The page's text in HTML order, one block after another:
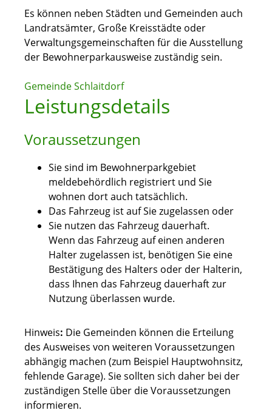
Es können neben Städten und Gemeinden auch
Landratsämter, Große Kreisstädte oder
Verwaltungsgemeinschaften für die Ausstellung
der Bewohnerparkausweise zuständig sein.
Gemeinde Schlaitdorf
Leistungsdetails
Voraussetzungen
Sie sind im Bewohnerparkgebiet
meldebehördlich registriert und Sie
wohnen dort auch tatsächlich.
Das Fahrzeug ist auf Sie zugelassen oder
Sie nutzen das Fahrzeug dauerhaft.
Wenn das Fahrzeug auf einen anderen
Halter zugelassen ist, benötigen Sie eine
Bestätigung des Halters oder der Halterin,
dass Ihnen das Fahrzeug dauerhaft zur
Nutzung überlassen wurde.
Hinweis: Die Gemeinden können die Erteilung
des Ausweises von weiteren Voraussetzungen
abhängig machen (zum Beispiel Hauptwohnsitz,
fehlende Garage). Sie sollten sich daher bei der
zuständigen Stelle über die Voraussetzungen
informieren.